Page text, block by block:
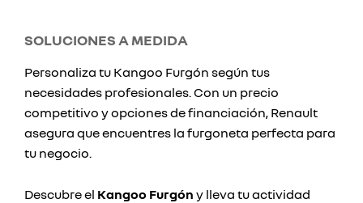
SOLUCIONES A MEDIDA
Personaliza tu Kangoo Furgón según tus
necesidades profesionales. Con un precio
competitivo y opciones de financiación, Renault
asegura que encuentres la furgoneta perfecta para
tu negocio.
Descubre el Kangoo Furgón y lleva tu actividad